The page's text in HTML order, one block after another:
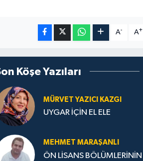
A- A+
Köşe Yazıları
MÜRVET YAZICI KAZGI
UYGAR İÇİN EL ELE
MEHMET MARAŞANLI
ÖN LİSANS BÖLÜMLERİNİN